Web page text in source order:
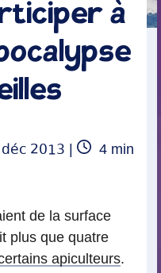
à
déc 2013 |
Temps
4 min
de la surface
plus que quatre
apiculteurs.